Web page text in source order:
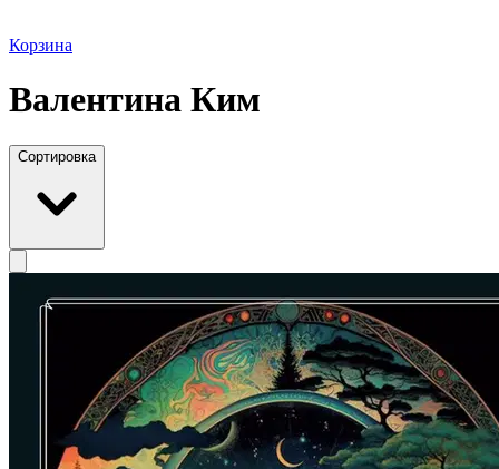
Корзина
Валентина Ким
Сортировка